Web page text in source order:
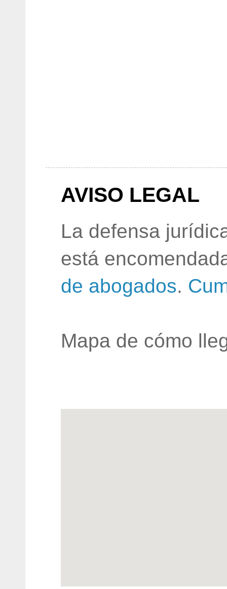
AVISO LEGAL
La defensa
está
de abogados.
Mapa de cómo